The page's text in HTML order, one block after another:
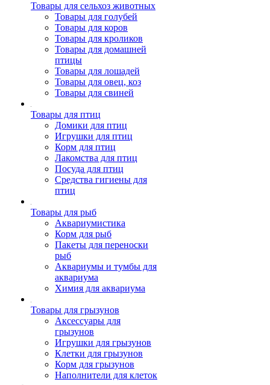
Товары для сельхоз животных
Товары для голубей
Товары для коров
Товары для кроликов
Товары для домашней
птицы
Товары для лошадей
Товары для овец, коз
Товары для свиней
Товары для птиц
Домики для птиц
Игрушки для птиц
Корм для птиц
Лакомства для птиц
Посуда для птиц
Средства гигиены для
птиц
Товары для рыб
Аквариумистика
Корм для рыб
Пакеты для переноски
рыб
Аквариумы и тумбы для
аквариума
Химия для аквариума
Товары для грызунов
Аксессуары для
грызунов
Игрушки для грызунов
Клетки для грызунов
Корм для грызунов
Наполнители для клеток